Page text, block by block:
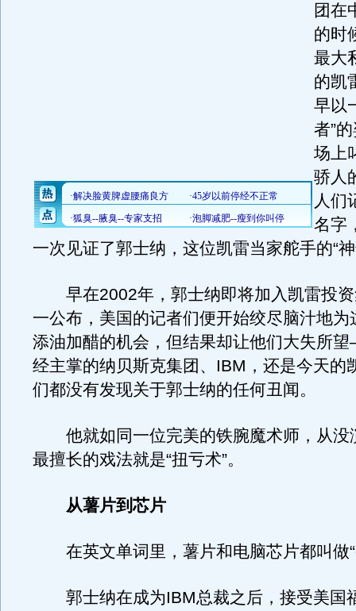
团在
的时
最大
的凯
早以
者”
场上
骄人
人们
名字
一次见证了郭士纳，这位凯雷当家舵手的“
早在2002年，郭士纳即将加入凯雷投资
一公布，美国的记者们便开始绞尽脑汁地为
添油加醋的机会，但结果却让他们大失所
经主掌的纳贝斯克集团、IBM，还是今天的
们都没有发现关于郭士纳的任何丑闻。
他就如同一位完美的铁腕魔术师，从没
最擅长的戏法就是“扭亏术”。
从薯片到芯片
在英文单词里，薯片和电脑芯片都叫做
郭士纳在成为IBM总裁之后，接受美国